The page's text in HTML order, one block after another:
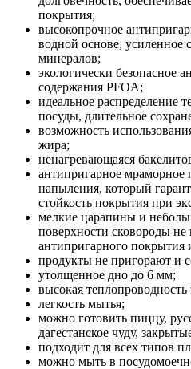
покрытия;
высокопрочное
водной основе, усиленное
минералов;
экологически безопасное
содержания PFOA;
идеальное распределение
посуды, длительное
возможность
жира;
ненагревающаяся
антипригарное мраморное
напыления, который
стойкость покрытия при
мелкие царапины и
поверхности сковороды не
антипригарного покрытия
продукты не пригорают и
утолщенное дно до 6 мм;
высокая
легкость мытья;
можно готовить пиццу,
дагестанское чуду,
подходит для всех типов
можно мыть в